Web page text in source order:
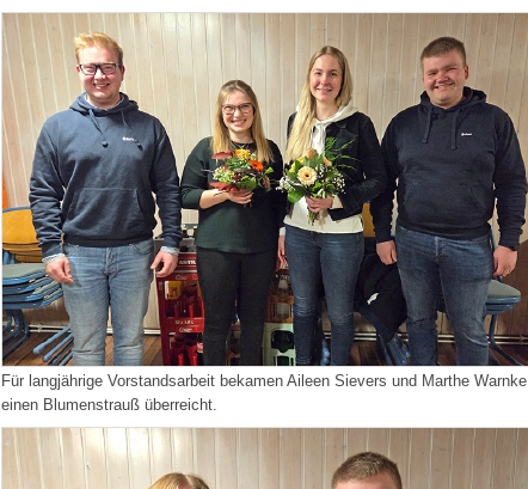
Für langjährige Vorstandsarbeit bekamen Aileen Sievers und Marthe Warnke
einen Blumenstrauß überreicht.